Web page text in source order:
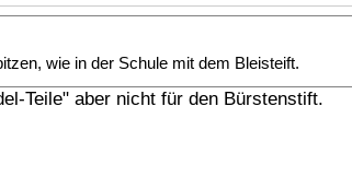
wie in der Schule mit dem Bleisteift.
Teile" aber nicht für den Bürstenstift.